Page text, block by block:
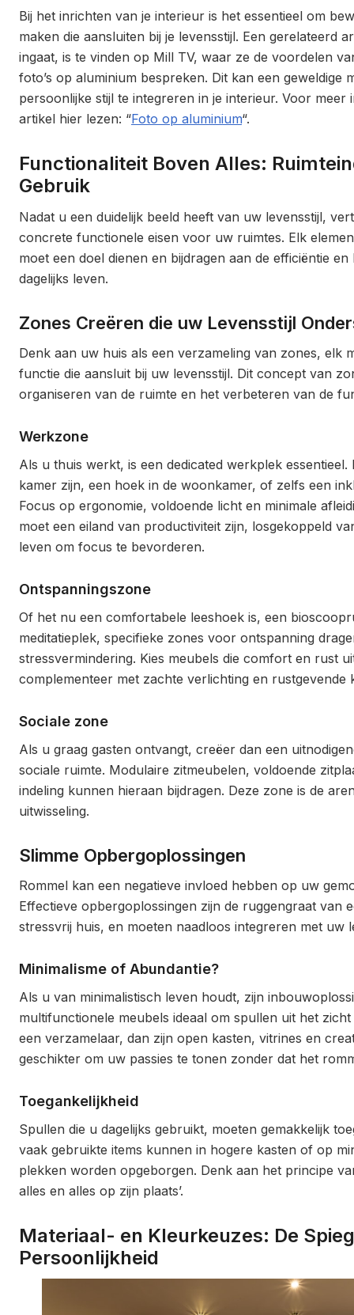
Bij het inrichten van je interieur is het essentieel om
maken die aansluiten bij je levensstijl. Een gerelateerd
ingaat, is te vinden op Mill TV, waar ze de voordelen
foto’s op aluminium bespreken. Dit kan een geweldige
persoonlijke stijl te integreren in je interieur. Voor meer
artikel hier lezen: “Foto op aluminium“.
Functionaliteit Boven Alles:
Gebruik
Nadat u een duidelijk beeld heeft van uw levensstijl,
concrete functionele eisen voor uw ruimtes. Elk
moet een doel dienen en bijdragen aan de efficiëntie
dagelijks leven.
Zones Creëren die uw Levensstijl
Denk aan uw huis als een verzameling van zones, elk
functie die aansluit bij uw levensstijl. Dit concept van
organiseren van de ruimte en het verbeteren van de
Werkzone
Als u thuis werkt, is een dedicated werkplek essentieel.
kamer zijn, een hoek in de woonkamer, of zelfs een
Focus op ergonomie, voldoende licht en minimale
moet een eiland van productiviteit zijn, losgekoppeld
leven om focus te bevorderen.
Ontspanningszone
Of het nu een comfortabele leeshoek is, een
meditatieplek, specifieke zones voor ontspanning
stressvermindering. Kies meubels die comfort en rust
complementeer met zachte verlichting en rustgevende
Sociale zone
Als u graag gasten ontvangt, creëer dan een
sociale ruimte. Modulaire zitmeubelen, voldoende
indeling kunnen hieraan bijdragen. Deze zone is de
uitwisseling.
Slimme Opbergoplossingen
Rommel kan een negatieve invloed hebben op uw
Effectieve opbergoplossingen zijn de ruggengraat van
stressvrij huis, en moeten naadloos integreren met uw
Minimalisme of Abundantie?
Als u van minimalistisch leven houdt, zijn
multifunctionele meubels ideaal om spullen uit het
een verzamelaar, dan zijn open kasten, vitrines en
geschikter om uw passies te tonen zonder dat het
Toegankelijkheid
Spullen die u dagelijks gebruikt, moeten gemakkelijk
vaak gebruikte items kunnen in hogere kasten of op
plekken worden opgeborgen. Denk aan het principe
alles en alles op zijn plaats’.
Materiaal- en Kleurkeuzes: De
Persoonlijkheid